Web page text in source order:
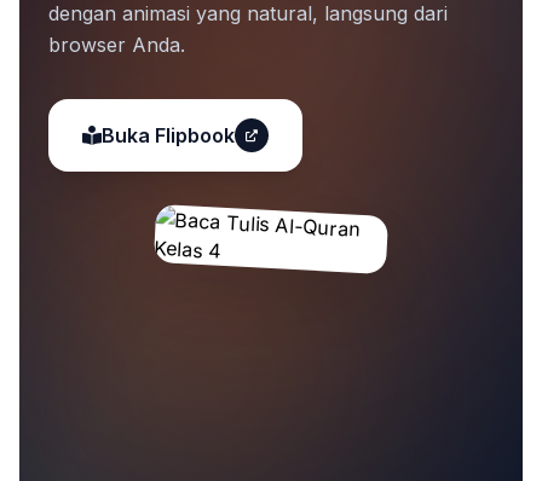
dengan animasi yang natural, langsung dari
browser Anda.
Buka Flipbook